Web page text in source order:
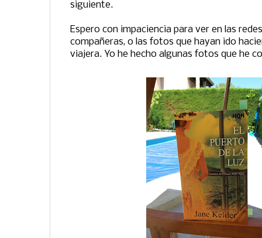
siguiente.
Espero con impaciencia para ver en las
compañeras, o las fotos que hayan ido
viajera. Yo he hecho algunas fotos que he